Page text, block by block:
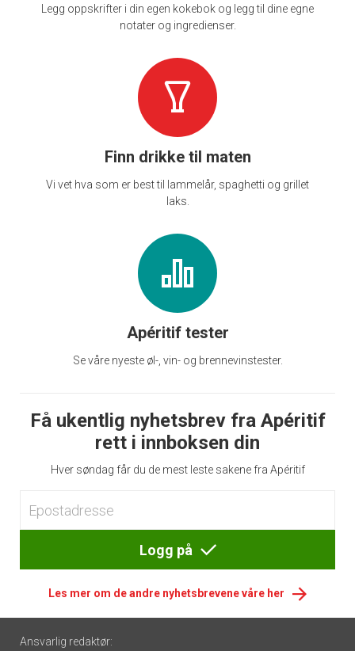
Legg oppskrifter i din egen kokebok og legg til dine egne
notater og ingredienser.
Finn drikke til maten
Vi vet hva som er best til lammelår, spaghetti og grillet
laks.
Apéritif tester
Se våre nyeste øl-, vin- og brennevinstester.
Få ukentlig nyhetsbrev fra Apéritif
rett i innboksen din
Hver søndag får du de mest leste sakene fra Apéritif
Logg på
Les mer om de andre nyhetsbrevene våre her
Footer
Ansvarlig redaktør: